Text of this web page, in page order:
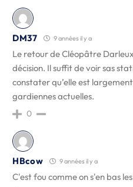
DM37 9 années il y a
Le retour de Cléopâtre
décision. Il suffit de voir sas
constater qu’elle est
gardiennes actuelles.
0
HBcow 9 années il y a
C'est fou comme on s'en bas